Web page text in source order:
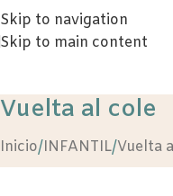
Skip to navigation
Skip to main content
Vuelta al cole
Inicio/INFANTIL/Vuelta